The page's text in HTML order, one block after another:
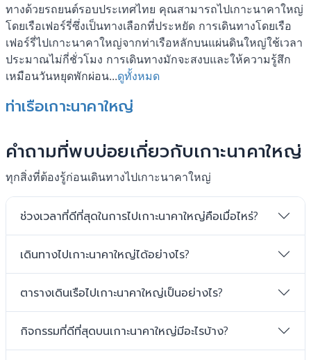
ทางด้วยรถยนต์รอบประเทศไทย คุณสามารถไปเกาะนาคาใหญ่
โดยเรือเฟอร์รี่ซึ่งเป็นทางเลือกที่ประหยัด การเดินทางโดยเรือ
เฟอร์รี่ไปเกาะนาคาใหญ่จากท่าเรือหลักบนแผ่นดินใหญ่ใช้เวลา
ประมาณไม่กี่ชั่วโมง การเดินทางมักจะสงบและให้ความรู้สึก
เหมือนวันหยุดพักผ่อน...ดูทั้งหมด
ท่าเรือเกาะนาคาใหญ่
คำถามที่พบบ่อยเกี่ยวกับเกาะนาคาใหญ่
ทุกสิ่งที่ต้องรู้ก่อนเดินทางไปเกาะนาคาใหญ่
ช่วงเวลาที่ดีที่สุดในการไปเกาะนาคาใหญ่คือเมื่อไหร่?
เดินทางไปเกาะนาคาใหญ่ได้อย่างไร?
ตารางเดินเรือไปเกาะนาคาใหญ่เป็นอย่างไร?
กิจกรรมที่ดีที่สุดบนเกาะนาคาใหญ่มีอะไรบ้าง?